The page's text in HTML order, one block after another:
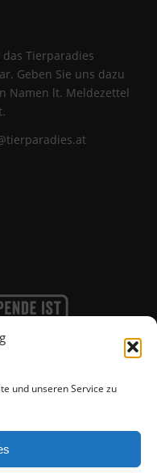
und unseren Service zu
Tierparadies
Geben Sie uns dazu
Namen lt. Meldezettel